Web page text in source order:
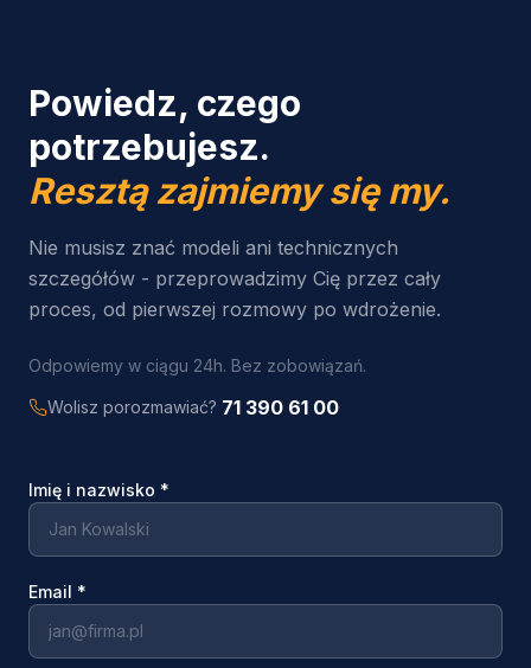
Powiedz, czego
potrzebujesz.
Resztą zajmiemy się my.
Nie musisz znać modeli ani technicznych
szczegółów - przeprowadzimy Cię przez cały
proces, od pierwszej rozmowy po wdrożenie.
Odpowiemy w ciągu 24h. Bez zobowiązań.
Wolisz porozmawiać? 71 390 61 00
Imię i nazwisko *
Email *